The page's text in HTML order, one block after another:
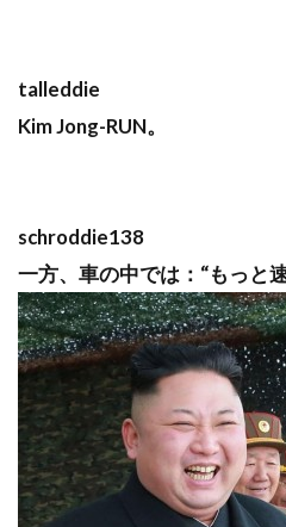
talleddie
Kim Jong-RUN。
schroddie138
一方、車の中では：“もっと